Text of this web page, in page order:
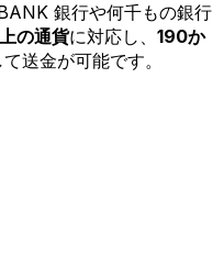
銀行や何千もの銀行
の通貨に対応し、 190か
送金が可能です。